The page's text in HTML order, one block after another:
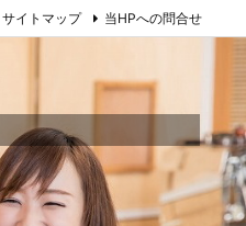
サイトマップ 当HPへの問合せ